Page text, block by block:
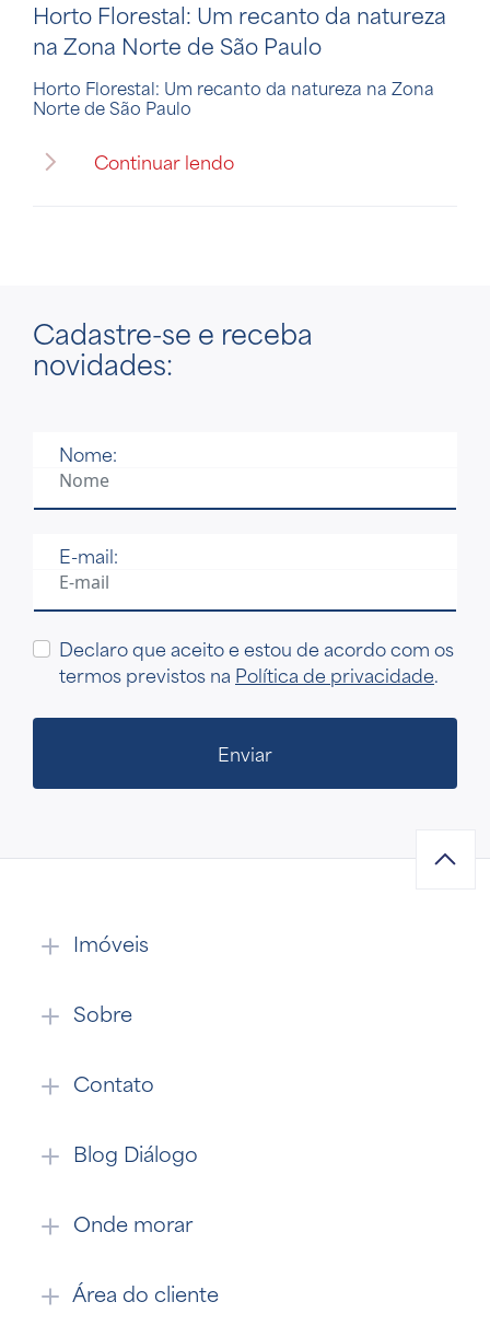
Horto Florestal: Um recanto da natureza
na Zona Norte de São Paulo
Horto Florestal: Um recanto da natureza na Zona
Norte de São Paulo
Continuar lendo
Cadastre-se e receba
novidades:
Nome:
E-mail:
Declaro que aceito e estou de acordo com os
termos previstos na Política de privacidade.
Enviar
Imóveis
Sobre
Contato
Blog Diálogo
Onde morar
Área do cliente